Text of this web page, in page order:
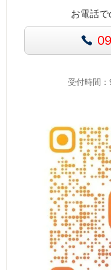
お電話
受付時間：